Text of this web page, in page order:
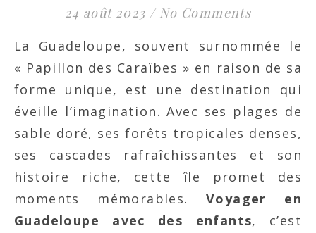
24 août 2023 / No Comments
La Guadeloupe, souvent surnommée le
« Papillon des Caraïbes » en raison de sa
forme unique, est une destination qui
éveille l’imagination. Avec ses plages de
sable doré, ses forêts tropicales denses,
ses cascades rafraîchissantes et son
histoire riche, cette île promet des
moments mémorables. Voyager en
Guadeloupe avec des enfants, c’est